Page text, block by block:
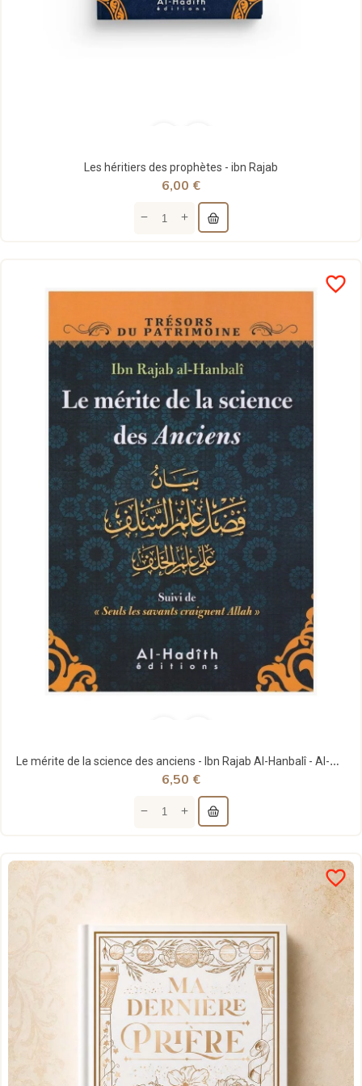
Les héritiers des prophètes - ibn Rajab
6,00 €
favorite_border
Le mérite de la science des anciens - Ibn Rajab Al-Hanbalî - Al-Hadith
6,50 €
favorite_border